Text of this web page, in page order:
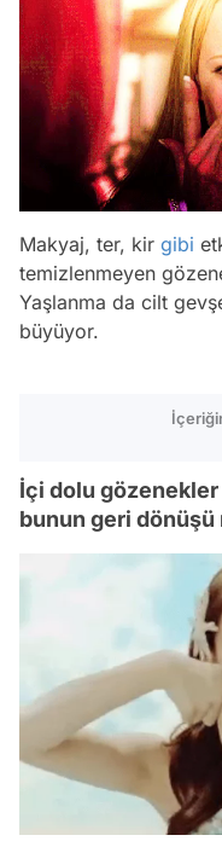
Makyaj, ter, kir gibi
temizlenmeyen
Yaşlanma da cilt
büyüyor.
İçi dolu
bunun geri